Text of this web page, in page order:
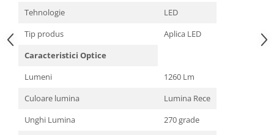
Tehnologie
LED
Tip produs
Aplica LED
Caracteristici Optice
Lumeni
1260 Lm
Culoare lumina
Lumina Rece
Unghi Lumina
270 grade